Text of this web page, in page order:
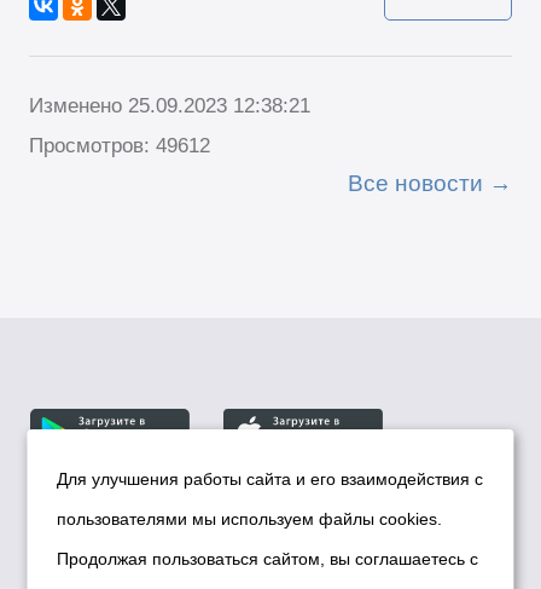
Изменено 25.09.2023 12:38:21
Просмотров: 49612
Все новости
© Департамент информационной политики мэрии
города Новосибирска, 2026
Для улучшения работы сайта и его взаимодействия с
пользователями мы используем файлы cookies.
Продолжая пользоваться сайтом, вы соглашаетесь с